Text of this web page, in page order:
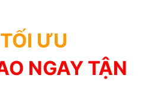
ƯU
NGAY TẬN